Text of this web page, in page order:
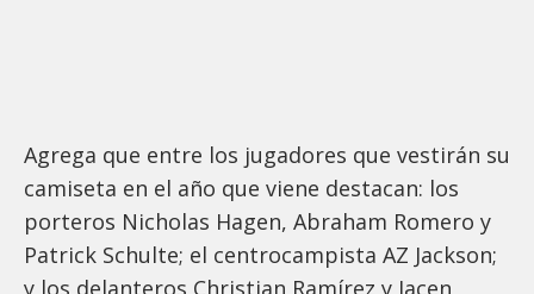
Agrega que entre los jugadores que vestirán su
camiseta en el año que viene destacan: los
porteros Nicholas Hagen, Abraham Romero y
Patrick Schulte; el centrocampista AZ Jackson;